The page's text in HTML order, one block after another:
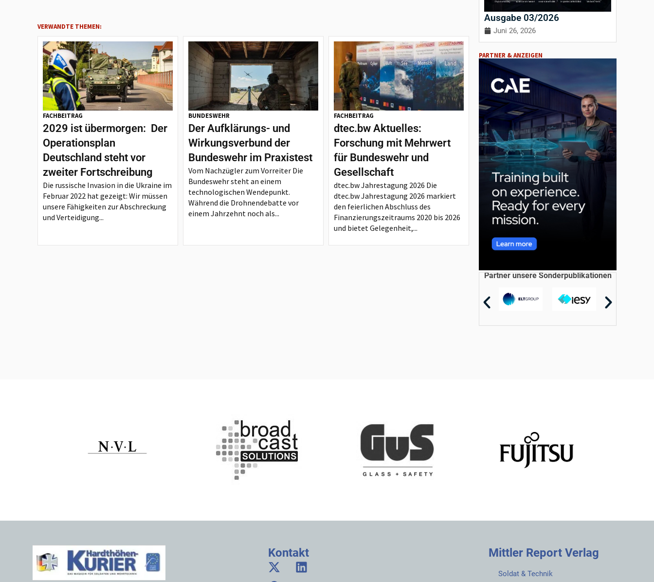
VERWANDTE THEMEN:
FACHBEITRAG
2029 ist übermorgen: Der
Operationsplan
Deutschland steht vor
zweiter Fortschreibung
Die russische Invasion in die Ukraine im
Februar 2022 hat gezeigt: Wir müssen
unsere Fähigkeiten zur Abschreckung
und Verteidigung...
BUNDESWEHR
Der Aufklärungs- und
Wirkungsverbund der
Bundeswehr im Praxistest
Vom Nachzügler zum Vorreiter Die
Bundeswehr steht an einem
technologischen Wendepunkt.
Während die Drohnendebatte vor
einem Jahrzehnt noch als...
FACHBEITRAG
dtec.bw Aktuelles:
Forschung mit Mehrwert
für Bundeswehr und
Gesellschaft
dtec.bw Jahrestagung 2026 Die
dtec.bw Jahrestagung 2026 markiert
den feierlichen Abschluss des
Finanzierungszeitraums 2020 bis 2026
und bietet Gelegenheit,...
Ausgabe 03/2026
Juni 26, 2026
PARTNER & ANZEIGEN
Partner unsere Sonderpublikationen
Kontakt Mittler Report Verlag
Soldat & Technik